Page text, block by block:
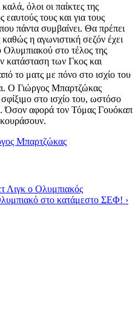
όλοι οι παίκτες της
εαυτούς τους και για τους
πάντα συμβαίνει. Θα πρέπει
η αγωνιστική σεζόν έχει
Ολυμπιακού στο τέλος της
κατάσταση των Γκος και
το ματς με πόνο στο ισχίο του
Ο Γιώργος Μπαρτζώκας
στο ισχίο του, ωστόσο
Όσον αφορά τον Τόμας Γουόκαπ
Μπαρτζώκας
Λιγκ ο Ολυμπιακός
στο κατάμεστο ΣΕΦ! ›